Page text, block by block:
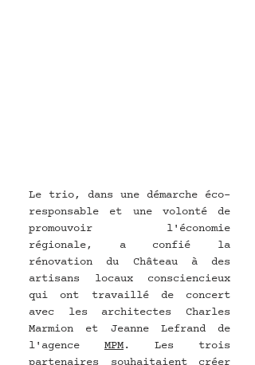
Le trio, dans une démarche éco-
responsable et une volonté de
promouvoir l'économie
régionale, a confié la
rénovation du Château à des
artisans locaux consciencieux
qui ont travaillé de concert
avec les architectes Charles
Marmion et Jeanne Lefrand de
l'agence MPM. Les trois